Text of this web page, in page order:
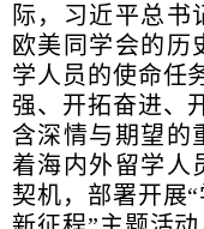
际，习近平总书
欧美同学会的历
学人员的使命任
强、开拓奋进、
含深情与期望的
着海内外留学人
契机，部署开展